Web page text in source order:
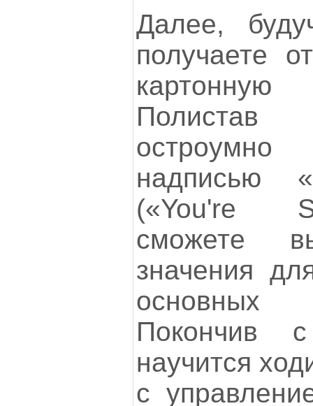
Далее,
получаете
картонную
остроумно
надписью
(«You're
сможете
значения
основных
Покончив
научится
с